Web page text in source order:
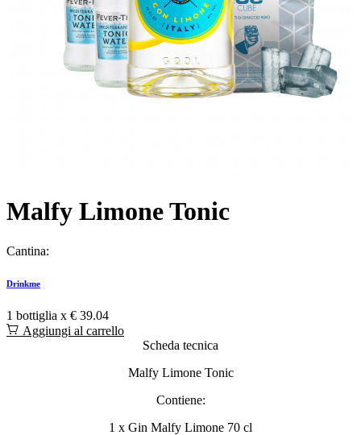
Malfy Limone Tonic
Cantina:
Drinkme
1 bottiglia x € 39.04
Aggiungi al carrello
Scheda tecnica
Malfy Limone Tonic
Contiene:
1 x Gin Malfy Limone 70 cl